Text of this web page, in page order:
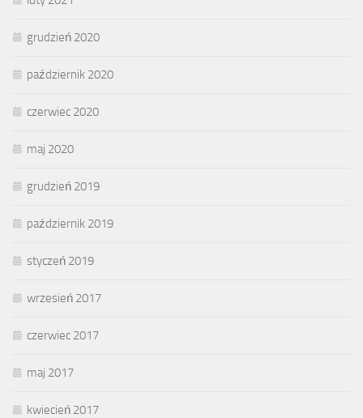
grudzień 2020
październik 2020
czerwiec 2020
maj 2020
grudzień 2019
październik 2019
styczeń 2019
wrzesień 2017
czerwiec 2017
maj 2017
kwiecień 2017